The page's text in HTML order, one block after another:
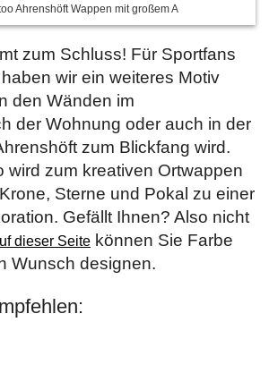
Ahrenshöft Wappen mit großem A
zum Schluss! Für Sportfans
wir ein weiteres Motiv
den Wänden im
der Wohnung oder auch in der
zum Blickfang wird.
wird zum kreativen Ortwappen
Sterne und Pokal zu einer
Gefällt Ihnen? Also nicht
dieser Seite können Sie Farbe
Wunsch designen.